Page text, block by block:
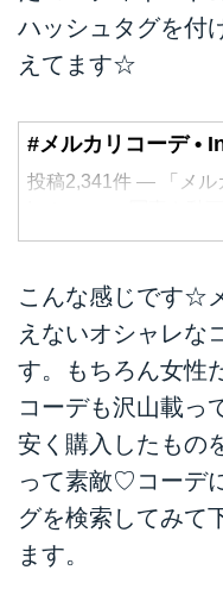
ハッシュタグを付
えてます☆
#メルカリコーデ •
投稿2,341件 ― 「メル
こんな感じです☆
えないオシャレな
す。もちろん女性
コーデも沢山載っ
安く購入したもの
って素敵♡コーデ
グを検索してみて
ます。